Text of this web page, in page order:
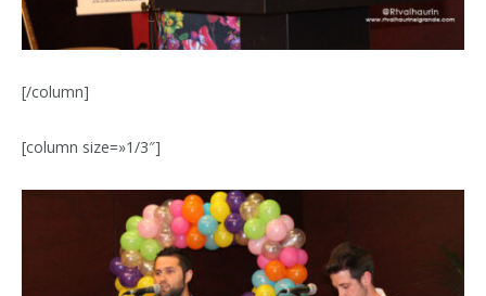
[/column]
[column size=»1/3″]